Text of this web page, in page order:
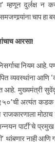
म्हणून दुर्लक्ष न
चाप हा
आरसा!
निसर्गाचा नियम
व्यवस्थांना आणि
आहे. मुख्यमंत्री
अत्यंत कडक
राजकारणाला
पार्टी’चे
थांबणार नाही